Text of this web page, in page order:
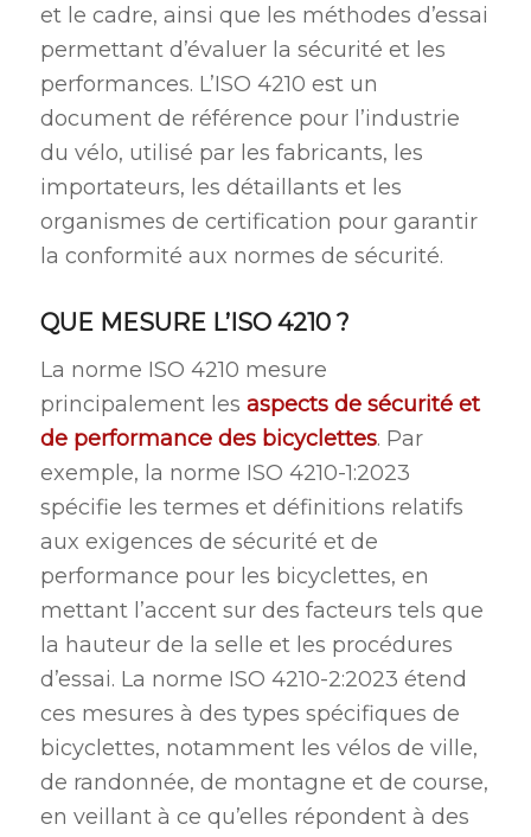
et le cadre, ainsi que les méthodes d’essai
permettant d’évaluer la sécurité et les
performances. L’ISO 4210 est un
document de référence pour l’industrie
du vélo, utilisé par les fabricants, les
importateurs, les détaillants et les
organismes de certification pour garantir
la conformité aux normes de sécurité.
QUE MESURE L’ISO 4210 ?
La norme ISO 4210 mesure
principalement les aspects de sécurité et
de performance des bicyclettes. Par
exemple, la norme ISO 4210-1:2023
spécifie les termes et définitions relatifs
aux exigences de sécurité et de
performance pour les bicyclettes, en
mettant l’accent sur des facteurs tels que
la hauteur de la selle et les procédures
d’essai. La norme ISO 4210-2:2023 étend
ces mesures à des types spécifiques de
bicyclettes, notamment les vélos de ville,
de randonnée, de montagne et de course,
en veillant à ce qu’elles répondent à des